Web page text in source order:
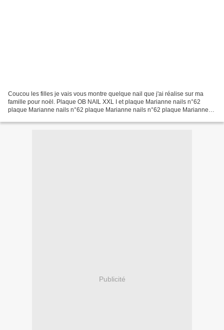
Coucou les filles je vais vous montre quelque nail que j'ai réalise sur ma
famille pour noël. Plaque OB NAIL XXL I et plaque Marianne nails n°62
plaque Marianne nails n°62 plaque Marianne nails n°62 plaque Marianne
Publicité